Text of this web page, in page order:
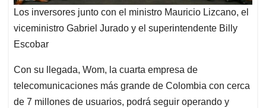
Los inversores junto con el ministro Mauricio Lizcano, el
viceministro Gabriel Jurado y el superintendente Billy
Escobar
Con su llegada, Wom, la cuarta empresa de
telecomunicaciones más grande de Colombia con cerca
de 7 millones de usuarios, podrá seguir operando y